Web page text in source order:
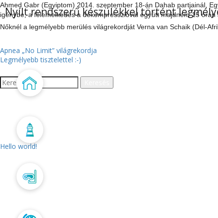
Nyílt rendszerű készülékkel történt
Ahmed Gabr (Egyiptom) 2014. szeptember 18-án Dahab partjainál,
igénybe, a felemelkedés a dekompresszióval együtt majdnem 15
Nőknél a legmélyebb merülés világrekordját Verna van Schaik (Dél-
BEJEGYZÉS
NAVIGÁCIÓ
Apnea „No Limit” világrekordja
Legmélyebb tisztelettel :-)
Keresés:
LEGUTÓBBI
Hello world!
LEGUTÓBBI